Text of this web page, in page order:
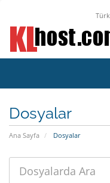
Dosyalar
Ana Sayfa Dosyalar